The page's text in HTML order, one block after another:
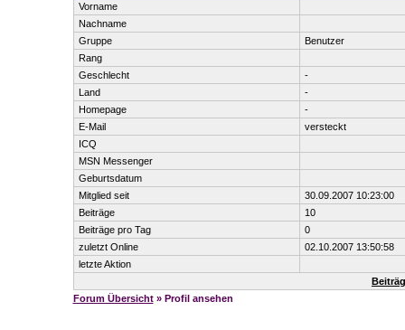
Vorname
Nachname
Gruppe
Benutzer
Rang
Geschlecht
-
Land
-
Homepage
-
E-Mail
versteckt
ICQ
MSN Messenger
Geburtsdatum
Mitglied seit
30.09.2007 10:23:00
Beiträge
10
Beiträge pro Tag
0
zuletzt Online
02.10.2007 13:50:58
letzte Aktion
Forum Übersicht» Profil ansehen